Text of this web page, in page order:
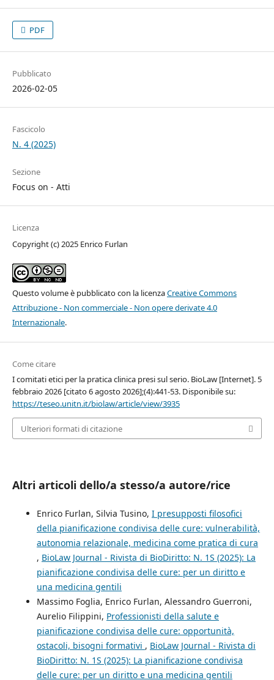
PDF
Pubblicato
2026-02-05
Fascicolo
N. 4 (2025)
Sezione
Focus on - Atti
Licenza
Copyright (c) 2025 Enrico Furlan
Questo volume è pubblicato con la licenzaCreative Commons
Attribuzione - Non commerciale - Non opere derivate 4.0
Internazionale.
Come citare
I comitati etici per la pratica clinica presi sul serio. BioLaw [Internet]. 5
febbraio 2026 [citato 6 agosto 2026];(4):441-53. Disponibile su:
https://teseo.unitn.it/biolaw/article/view/3935
Ulteriori formati di citazione
Altri articoli dello/a stesso/a autore/rice
Enrico Furlan, Silvia Tusino, I presupposti filosofici
della pianificazione condivisa delle cure: vulnerabilità,
autonomia relazionale, medicina come pratica di cura
, BioLaw Journal - Rivista di BioDiritto: N. 1S (2025): La
pianificazione condivisa delle cure: per un diritto e
una medicina gentili
Massimo Foglia, Enrico Furlan, Alessandro Guerroni,
Aurelio Filippini, Professionisti della salute e
pianificazione condivisa delle cure: opportunità,
ostacoli, bisogni formativi , BioLaw Journal - Rivista di
BioDiritto: N. 1S (2025): La pianificazione condivisa
delle cure: per un diritto e una medicina gentili